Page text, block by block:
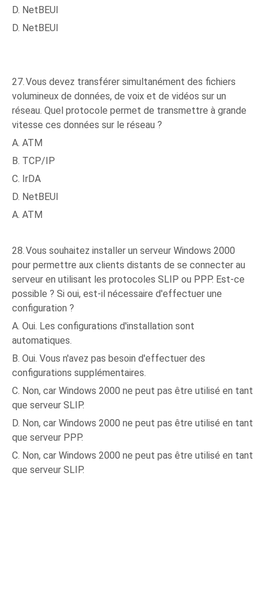
D. NetBEUI
D. NetBEUI
27.Vous devez transférer simultanément des fichiers
volumineux de données, de voix et de vidéos sur un
réseau. Quel protocole permet de transmettre à grande
vitesse ces données sur le réseau ?
A. ATM
B. TCP/IP
C. IrDA
D. NetBEUI
A. ATM
28.Vous souhaitez installer un serveur Windows 2000
pour permettre aux clients distants de se connecter au
serveur en utilisant les protocoles SLIP ou PPP. Est-ce
possible ? Si oui, est-il nécessaire d'effectuer une
configuration ?
A. Oui. Les configurations d'installation sont
automatiques.
B. Oui. Vous n'avez pas besoin d'effectuer des
configurations supplémentaires.
C. Non, car Windows 2000 ne peut pas être utilisé en tant
que serveur SLIP.
D. Non, car Windows 2000 ne peut pas être utilisé en tant
que serveur PPP.
C. Non, car Windows 2000 ne peut pas être utilisé en tant
que serveur SLIP.